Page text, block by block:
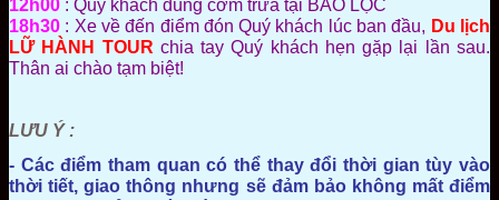
12h00 : Quý khách dùng cơm trưa tại BẢO LỘC
18h30 : Xe về đến điểm đón Quý khách lúc ban đầu, Du lịch
LỮ HÀNH TOUR chia tay Quý khách hẹn gặp lại lần sau.
Thân ai chào tạm biệt!
LƯU Ý :
- Các điểm tham quan có thể thay đổi thời gian tùy vào
thời tiết, giao thông nhưng sẽ đảm bảo không mất điểm